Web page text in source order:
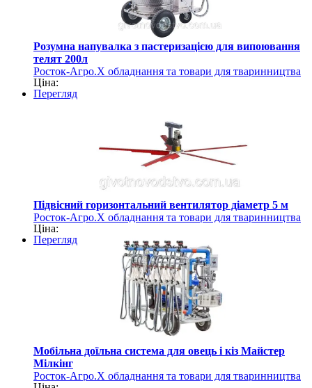
Розумна напувалка з пастеризацією для випоювання
телят 200л
Росток-Агро.Х обладнання та товари для тваринництва
Ціна:
Перегляд
Підвісний горизонтальний вентилятор діаметр 5 м
Росток-Агро.Х обладнання та товари для тваринництва
Ціна:
Перегляд
Мобільна доїльна система для овець і кіз Майстер
Мілкінг
Росток-Агро.Х обладнання та товари для тваринництва